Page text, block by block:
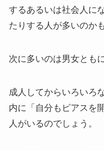
するあるいは社会人に
たりする人が多いのか
次に多いのは男女とも
成人してからいろいろ
内に「自分もピアスを
人がいるのでしょう。